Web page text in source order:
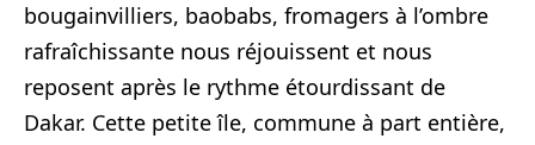
bougainvilliers, baobabs, fromagers à l’ombre
rafraîchissante nous réjouissent et nous
reposent après le rythme étourdissant de
Dakar. Cette petite île, commune à part entière,